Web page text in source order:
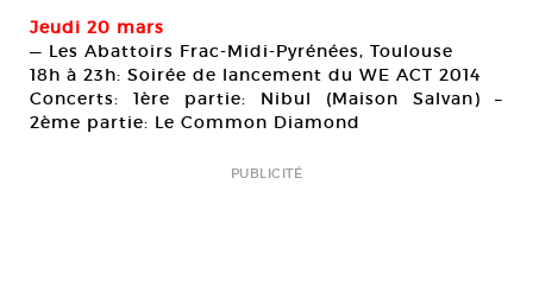
Jeudi 20 mars
— Les Abattoirs Frac-Midi-Pyrénées, Toulouse
18h à 23h: Soirée de lancement du WE ACT 2014
Concerts: 1ère partie: Nibul (Maison Salvan) –
2ème partie: Le Common Diamond
PUBLICITÉ